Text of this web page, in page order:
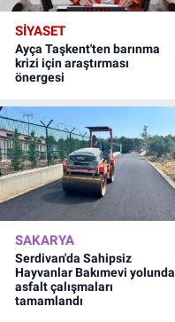
SİYASET
Ayça Taşkent'ten barınma
krizi için araştırması
önergesi
SAKARYA
Serdivan'da Sahipsiz
Hayvanlar Bakımevi yolunda
asfalt çalışmaları
tamamlandı